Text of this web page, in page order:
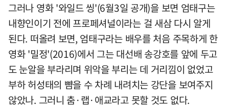
그러나 영화 '와일드 씽'(6월3일 공개)을 보면 엄태구는
내향인이기 전에 프로페셔널이라는 걸 새삼 다시 알게
된다. 떠올려 보면, 엄태구라는 배우를 처음 주목하게 한
영화 '밀정'(2016)에서 그는 대선배 송강호를 앞에 두고
도 눈알을 부라리며 위악을 부리는 데 거리낌이 없었고
부하 허성태의 뺨을 수 차례 내려치는 강단을 보여주지
않았나. 그러니 춤·랩·애교라고 못할 것도 없다.